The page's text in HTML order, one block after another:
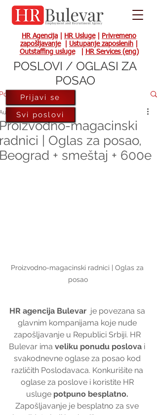
HR Agencija HR Usluge|
Privremeno
zapošljavanje| Ustupanje zaposlenih
Outstaffing usluge| HR Services (eng)
magacinski
| Oglas za posao,
+ smeštaj + 600e
18, 2023
Proizvodno-magacinski radnici | Oglas za
posao
HR agencija Bulevar
  je povezana sa
glavnim kompanijama koje nude
zapošljavanje u Republici Srbiji. HR
Bulevar ima veliku ponudu poslova i
svakodnevne oglase za posao kod
različith Poslodavaca. Konkurišite na
oglase za poslove i koristite HR
usluge potpuno besplatno.
Zapošljavanje je besplatno za sve
Prijavi se
Svi poslovi
POSLOVI / OGLASI ZA
POSAO